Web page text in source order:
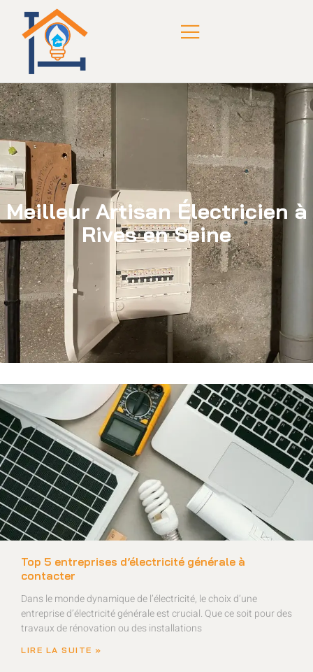
Meilleur Artisan Électricien à
Rives en Seine
Top 5 entreprises d’électricité générale à
contacter
Dans le monde dynamique de l’électricité, le choix d’une
entreprise d’électricité générale est crucial. Que ce soit pour des
travaux de rénovation ou des installations
LIRE LA SUITE »